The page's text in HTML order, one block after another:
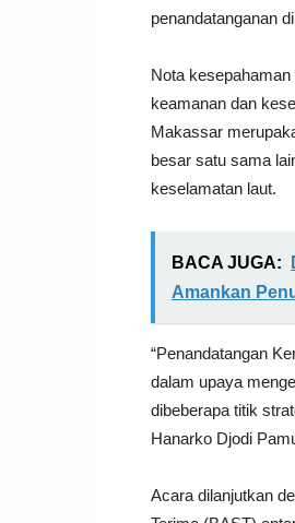
penandatanganan
Nota
keamanan dan
Makassar
besar satu sama
keselamatan laut.
BACA JUGA:
Amankan
“Penandatangan
dalam upaya
dibeberapa titik
Hanarko Djodi
Acara dilanjutkan